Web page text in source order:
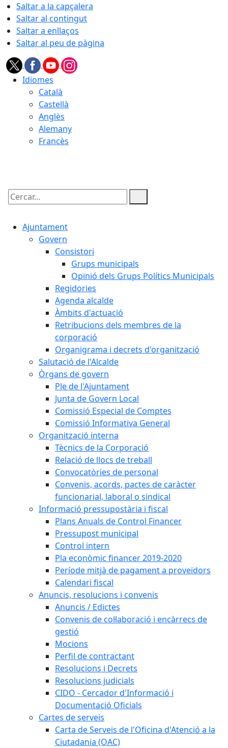
Saltar a la capçalera
Saltar al contingut
Saltar a enllaços
Saltar al peu de pàgina
Idiomes
Català
Castellà
Anglès
Alemany
Francès
Cercar:
Ajuntament
Govern
Consistori
Grups municipals
Opinió dels Grups Polítics Municipals
Regidories
Agenda alcalde
Àmbits d'actuació
Retribucions dels membres de la
corporació
Organigrama i decrets d'organització
Salutació de l'Alcalde
Òrgans de govern
Ple de l'Ajuntament
Junta de Govern Local
Comissió Especial de Comptes
Comissió Informativa General
Organització interna
Tècnics de la Corporació
Relació de llocs de treball
Convocatòries de personal
Convenis, acords, pactes de caràcter
funcionarial, laboral o sindical
Informació pressupostària i fiscal
Plans Anuals de Control Financer
Pressupost municipal
Control intern
Pla econòmic financer 2019-2020
Període mitjà de pagament a proveïdors
Calendari fiscal
Anuncis, resolucions i convenis
Anuncis / Edictes
Convenis de col·laboració i encàrrecs de
gestió
Mocions
Perfil de contractant
Resolucions i Decrets
Resolucions judicials
CIDO - Cercador d'Informació i
Documentació Oficials
Cartes de serveis
Carta de Serveis de l'Oficina d'Atenció a la
Ciutadania (OAC)